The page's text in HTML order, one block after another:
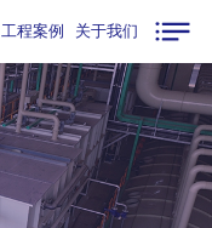
工程案例 关于我们